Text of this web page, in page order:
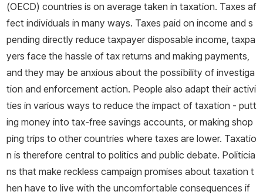
(OECD) countries is on average taken in taxation. Taxes af
fect individuals in many ways. Taxes paid on income and s
pending directly reduce taxpayer disposable income, taxpa
yers face the hassle of tax returns and making payments,
and they may be anxious about the possibility of investiga
tion and enforcement action. People also adapt their activi
ties in various ways to reduce the impact of taxation - putt
ing money into tax-free savings accounts, or making shop
ping trips to other countries where taxes are lower. Taxatio
n is therefore central to politics and public debate. Politicia
ns that make reckless campaign promises about taxation t
hen have to live with the uncomfortable consequences if